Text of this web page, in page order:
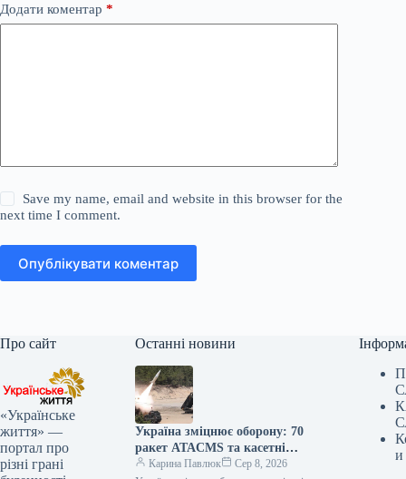
Додати коментар *
Save my name, email and website in this browser for the
next time I comment.
Опублікувати коментар
Про сайт
«Українське
життя» —
портал про
різні грані
Останні новини
Україна зміцнює оборону: 70
ракет ATACMS та касетні
боєприпаси від Туреччини.
Карина Павлюк
Сер 8, 2026
и